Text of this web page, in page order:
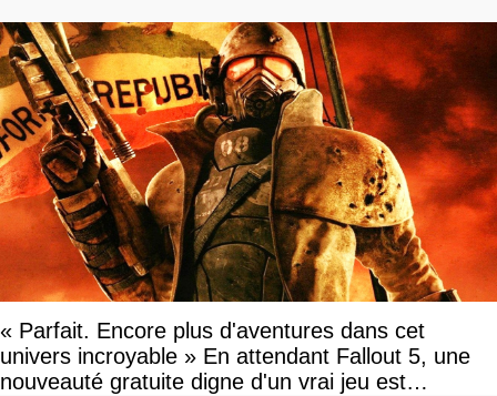
« Parfait. Encore plus d'aventures dans cet
univers incroyable » En attendant Fallout 5, une
nouveauté gratuite digne d'un vrai jeu est